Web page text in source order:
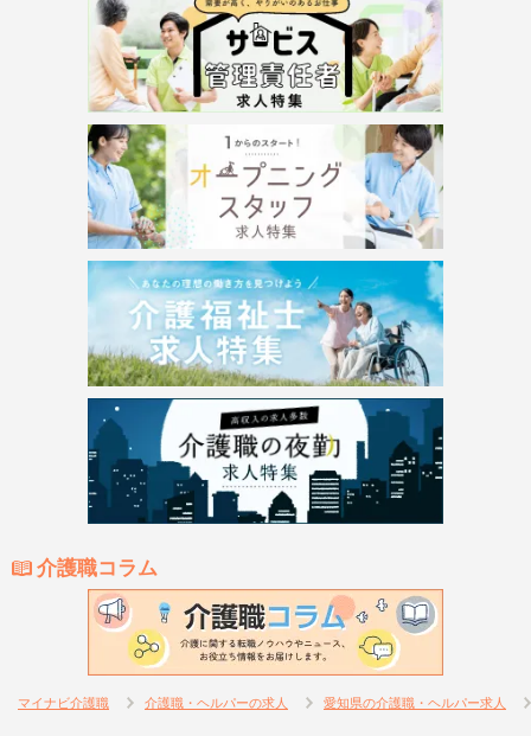
介護職コラム
マイナビ介護職 介護職・ヘルパーの求人 愛知県の介護職・ヘルパー求人